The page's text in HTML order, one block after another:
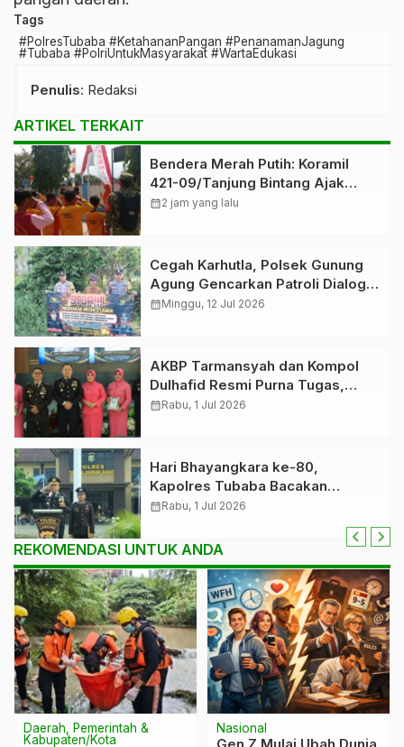
Tags
#PolresTubaba #KetahananPangan #PenanamanJagung
#Tubaba #PolriUntukMasyarakat #WartaEdukasi
Penulis: Redaksi
ARTIKEL TERKAIT
Bendera Merah Putih: Koramil
421-09/Tanjung Bintang Ajak
Warga Kibarkan Bendera,
calendar_month2 jam yang lalu
Cegah Karhutla, Polsek Gunung
Agung Gencarkan Patroli Dialogis
dan Edukasi kepada Masyarakat
calendar_monthMinggu, 12 Jul 2026
AKBP Tarmansyah dan Kompol
Dulhafid Resmi Purna Tugas,
Polres Tubaba Gelar Prosesi
calendar_monthRabu, 1 Jul 2026
Hari Bhayangkara ke-80,
Kapolres Tubaba Bacakan
Amanat Presiden: Polri Harus
Dipercaya Masyarakat
calendar_monthRabu, 1 Jul 2026
REKOMENDASI UNTUK ANDA
Daerah, Pemerintah &
Kabupaten/Kota
Nasional